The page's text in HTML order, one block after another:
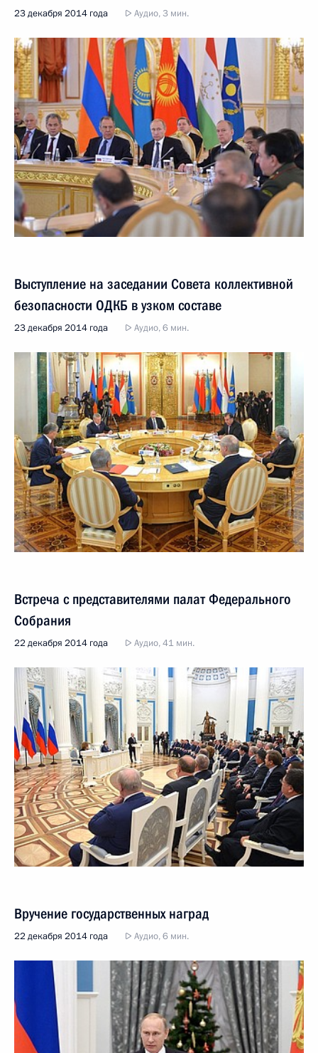
23 декабря 2014 года Аудио, 3 мин.
Выступление на заседании Совета коллективной
безопасности ОДКБ в узком составе
23 декабря 2014 года Аудио, 6 мин.
Встреча с представителями палат Федерального
Собрания
22 декабря 2014 года Аудио, 41 мин.
Вручение государственных наград
22 декабря 2014 года Аудио, 6 мин.